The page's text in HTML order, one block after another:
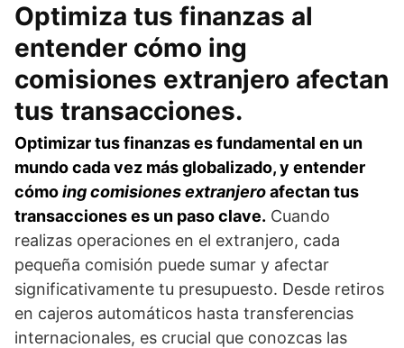
Optimiza tus finanzas al
entender cómo ing
comisiones extranjero afectan
tus transacciones.
Optimizar tus finanzas es fundamental en un
mundo cada vez más globalizado, y entender
cómoing comisiones extranjeroafectan tus
transacciones es un paso clave. Cuando
realizas operaciones en el extranjero, cada
pequeña comisión puede sumar y afectar
significativamente tu presupuesto. Desde retiros
en cajeros automáticos hasta transferencias
internacionales, es crucial que conozcas las